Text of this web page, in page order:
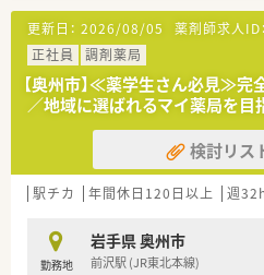
より身近で、安心できるサー
更新日： 2026/08/05 薬剤師求人ID：
正社員
調剤薬局
【奥州市】≪薬学生さん必見≫
／地域に選ばれるマイ薬局を目
検討リス
駅チカ 年間休日120日以上 週
勤務地
岩手県 奥州市
前沢駅 (JR東北本線)